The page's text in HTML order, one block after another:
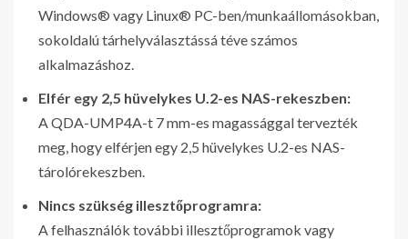
Windows® vagy Linux® PC-ben/munkaállomásokban,
sokoldalú tárhelyválasztássá téve számos
alkalmazáshoz.
Elfér egy 2,5 hüvelykes U.2-es NAS-rekeszben:
A QDA-UMP4A-t 7 mm-es magassággal tervezték
meg, hogy elférjen egy 2,5 hüvelykes U.2-es NAS-
tárolórekeszben.
Nincs szükség illesztőprogramra:
A felhasználók további illesztőprogramok vagy